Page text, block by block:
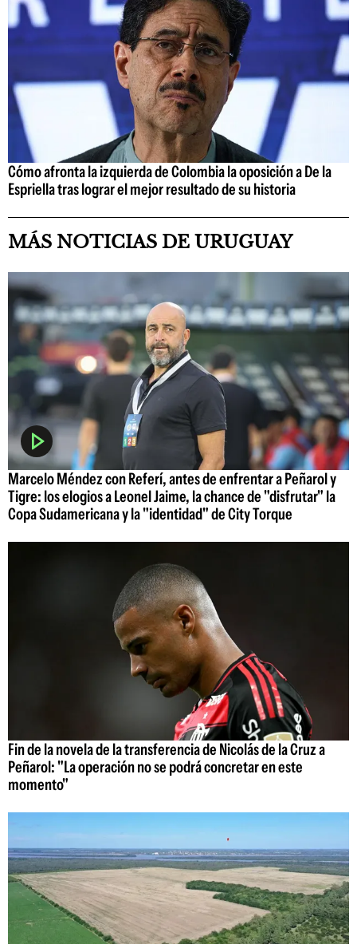
Cómo afronta la izquierda de Colombia la oposición a De la
Espriella tras lograr el mejor resultado de su historia
MÁS NOTICIAS DE URUGUAY
Marcelo Méndez con Referí, antes de enfrentar a Peñarol y
Tigre: los elogios a Leonel Jaime, la chance de "disfrutar" la
Copa Sudamericana y la "identidad" de City Torque
Fin de la novela de la transferencia de Nicolás de la Cruz a
Peñarol: "La operación no se podrá concretar en este
momento"